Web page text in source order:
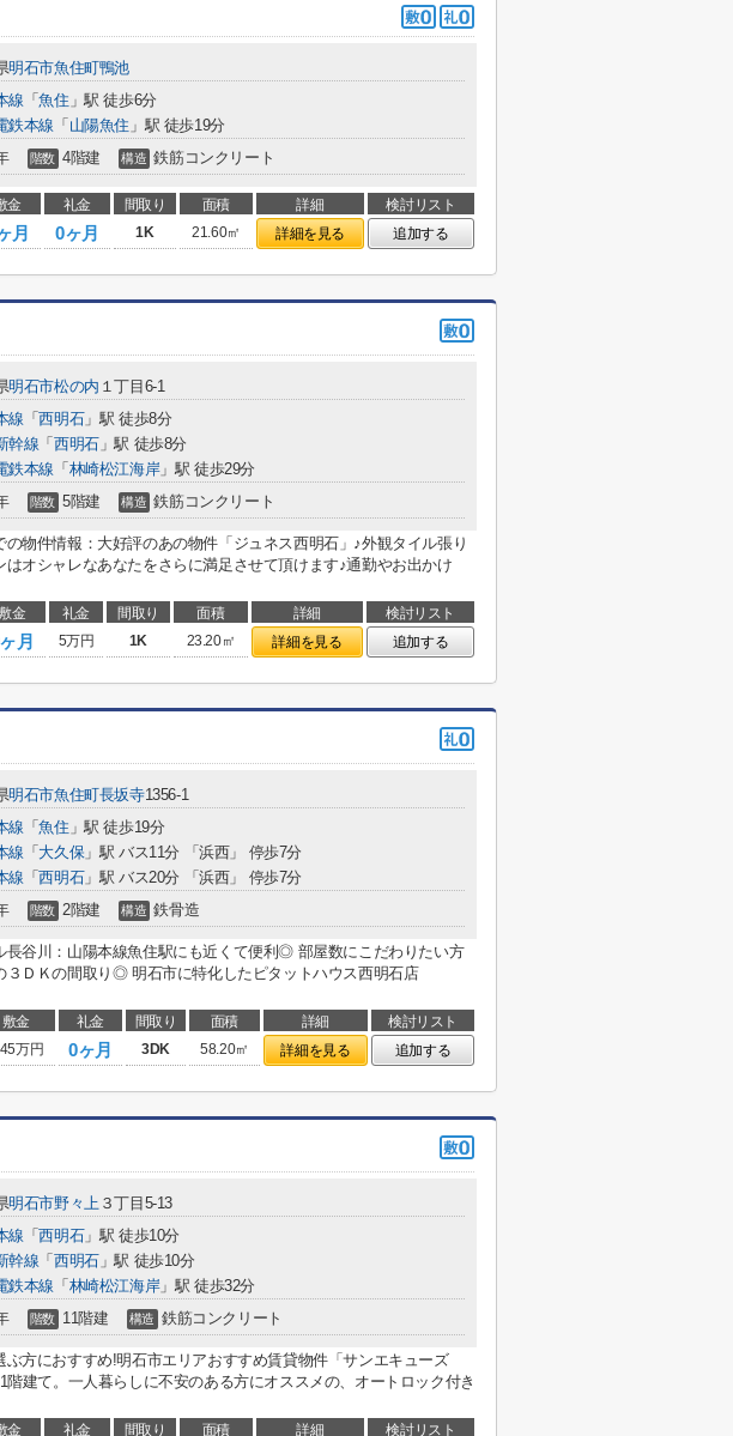
明石市魚住町鴨池
線 「魚住 」駅 徒歩6分
鉄本線 「 山陽魚住 」駅 徒歩19分
階数 4階建 構造 鉄筋コンクリート
金 礼金 間取り 面積 詳細
検討リスト
月 0ヶ月 1K 21.60㎡ 詳細を見る 追加する
明石市松の内 １丁目6-1
線 「西明石」駅 徒歩8分
幹線 「 西明石」駅 徒歩8分
鉄本線 「 林崎松江海岸」駅 徒歩29分
階数 5階建 構造 鉄筋コンクリート
の物件情報：大好評のあの物件「ジュネス西明石」♪外観タイル張り
はオシャレなあなたをさらに満足させて頂けます♪通勤やお出かけ
金 礼金 間取り 面積 詳細
検討リスト
月 5万円 1K 23.20㎡ 詳細を見る 追加する
明石市魚住町長坂寺1356-1
線 「魚住 」駅 徒歩19分
線 「 大久保」駅 バス11分 「浜西」 停歩7分
線 「西明石」駅 バス20分 「浜西」 停歩7分
階数 2階建 構造 鉄骨造
長谷川：山陽本線魚住駅にも近くて便利◎ 部屋数にこだわりたい方
３ＤＫの間取り◎ 明石市に特化したピタットハウス西明石店
敷金 礼金 間取り 面積 詳細
検討リスト
万円 0ヶ月 3DK 58.20㎡ 詳細を見る 追加する
明石市野々上３丁目5-13
線 「西明石」駅 徒歩10分
幹線 「 西明石」駅 徒歩10分
鉄本線 「 林崎松江海岸」駅 徒歩32分
階数 11階建 構造 鉄筋コンクリート
ぶ方におすすめ!明石市エリアおすすめ賃貸物件「サンエキューズ
階建て。一人暮らしに不安のある方にオススメの、オートロック付き
金 礼金 間取り 面積 詳細 検討リスト